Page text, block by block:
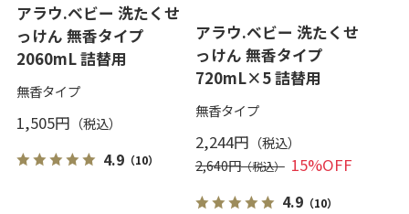
アラウ.ベビー 洗たくせ
っけん 無香タイプ
2060mL 詰替用
無香タイプ
1,505円
4.9（10）
アラウ.ベビー 洗たくせ
っけん 無香タイプ
720mL×5 詰替用
無香タイプ
2,244円
2,640円
15%OFF
4.9（10）